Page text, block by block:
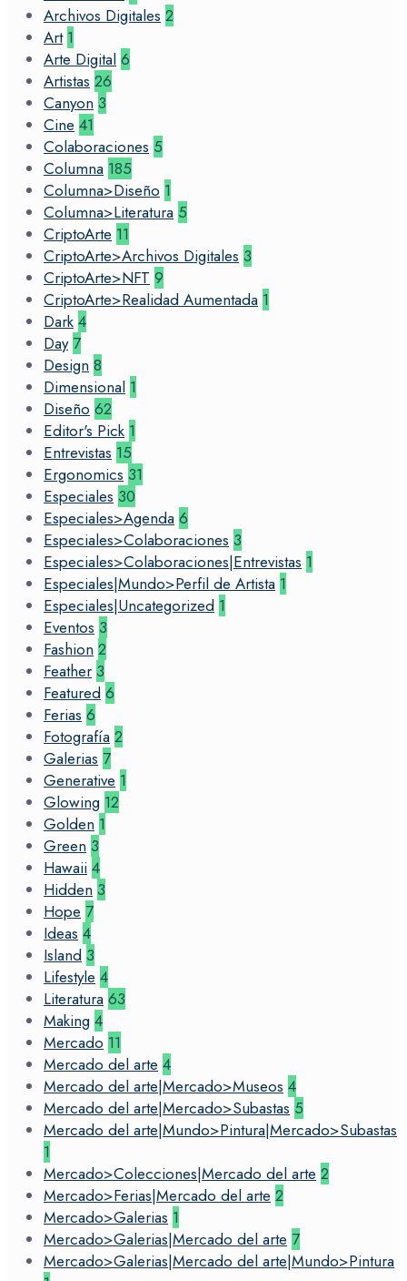
Archivos Digitales 2
Art 1
Arte Digital 6
Artistas 26
Canyon 3
Cine 41
Colaboraciones 5
Columna 185
Columna>Diseño 1
Columna>Literatura 5
CriptoArte 11
CriptoArte>Archivos Digitales 3
CriptoArte>NFT 9
CriptoArte>Realidad Aumentada 1
Dark 4
Day 7
Design 8
Dimensional 1
Diseño 62
Editor's Pick 1
Entrevistas 15
Ergonomics 31
Especiales 30
Especiales>Agenda 6
Especiales>Colaboraciones 3
Especiales>Colaboraciones|Entrevistas 1
Especiales|Mundo>Perfil de Artista 1
Especiales|Uncategorized 1
Eventos 3
Fashion 2
Feather 3
Featured 6
Ferias 6
Fotografía 2
Galerias 7
Generative 1
Glowing 12
Golden 1
Green 3
Hawaii 4
Hidden 3
Hope 7
Ideas 4
Island 3
Lifestyle 4
Literatura 63
Making 4
Mercado 11
Mercado del arte 4
Mercado del arte|Mercado>Museos 4
Mercado del arte|Mercado>Subastas 5
Mercado del arte|Mundo>Pintura|Mercado>Subastas
1
Mercado>Colecciones|Mercado del arte 2
Mercado>Ferias|Mercado del arte 2
Mercado>Galerias 1
Mercado>Galerias|Mercado del arte 7
Mercado>Galerias|Mercado del arte|Mundo>Pintura